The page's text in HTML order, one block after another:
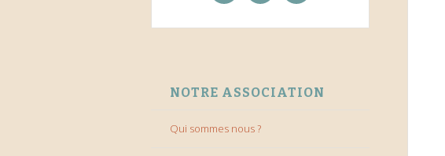
NOTRE ASSOCIATION
Qui sommes nous ?